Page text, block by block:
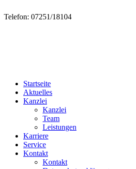
Telefon: 07251/18104
Startseite
Aktuelles
Kanzlei
Kanzlei
Team
Leistungen
Karriere
Service
Kontakt
Kontakt